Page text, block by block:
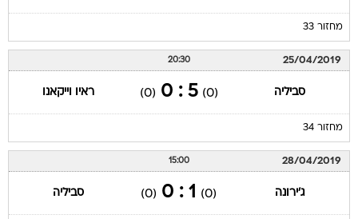
מחזור 33
25/04/2019
20:30
סביליה (0)
5 : 0
(0) ראיו וייקאנו
מחזור 34
28/04/2019
15:00
ג'ירונה (0)
1 : 0
(0) סביליה